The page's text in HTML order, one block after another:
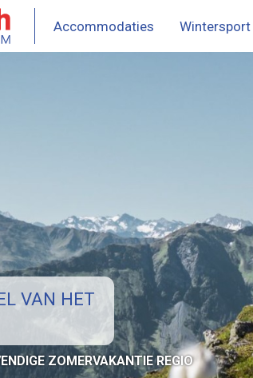
Hoofdmenu
Accommodaties Wintersport
VAN HET
ZOMERVAKANTIE REGIO